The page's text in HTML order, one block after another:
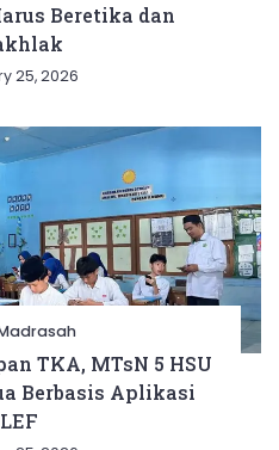
Beretika dan
25, 2026
TKA, MTsN 5 HSU
Berbasis Aplikasi